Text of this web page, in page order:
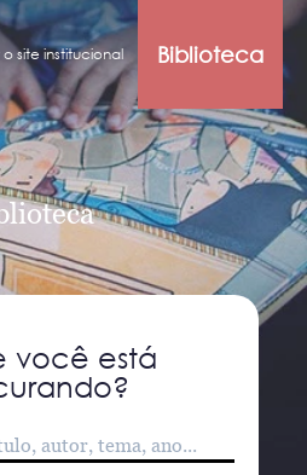
site institucional Biblioteca
você está